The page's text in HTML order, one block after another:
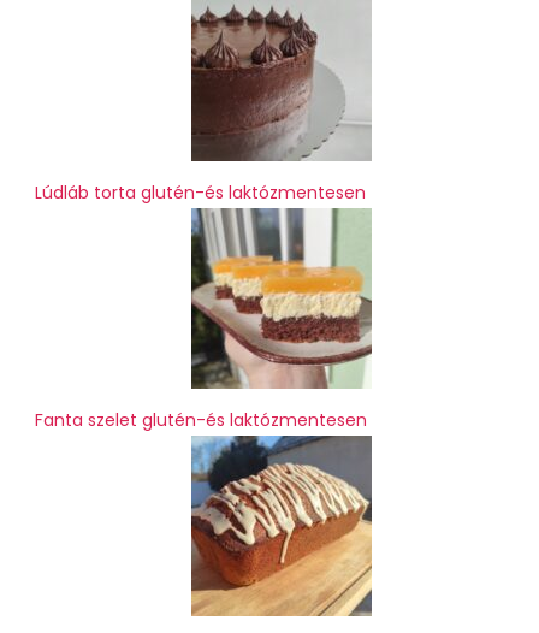
Lúdláb torta glutén-és laktózmentesen
Fanta szelet glutén-és laktózmentesen